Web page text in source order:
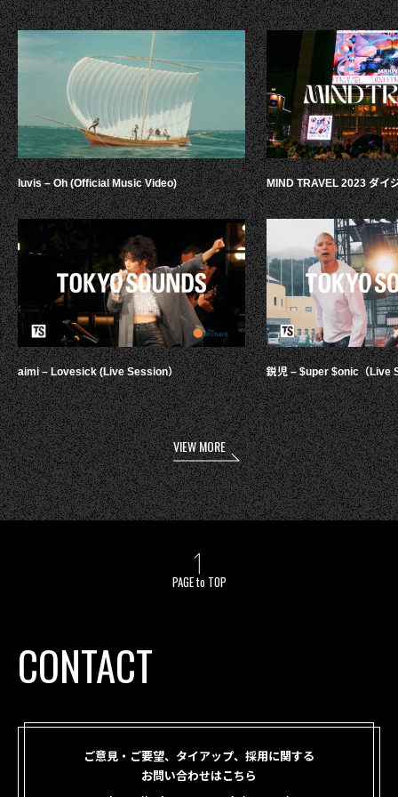
luvis – Oh (Official Music Video)
aimi – Lovesick (Live Session）
MIND TRAVEL 2023 ダイ
鋭児 – $uper $onic（Live
VIEW MORE
PAGE to TOP
CONTACT
ご意見・ご要望、タイアップ、採用に関する
お問い合わせはこちら